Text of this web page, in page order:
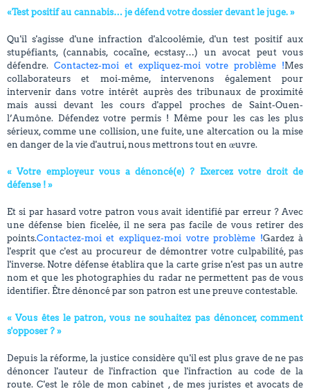
«Test positif au cannabis… je défend votre dossier devant le juge. »
Qu'il s'agisse d'une infraction d'alcoolémie, d'un test positif aux
stupéfiants, (cannabis, cocaïne, ecstasy…) un avocat peut vous
défendre. Contactez-moi et expliquez-moi votre problème !Mes
collaborateurs et moi-même, intervenons également pour
intervenir dans votre intérêt auprès des tribunaux de proximité
mais aussi devant les cours d'appel proches de Saint-Ouen-
l’Aumône. Défendez votre permis ! Même pour les cas les plus
sérieux, comme une collision, une fuite, une altercation ou la mise
en danger de la vie d'autrui, nous mettrons tout en œuvre.
« Votre employeur vous a dénoncé(e) ? Exercez votre droit de
défense ! »
Et si par hasard votre patron vous avait identifié par erreur ? Avec
une défense bien ficelée, il ne sera pas facile de vous retirer des
points.Contactez-moi et expliquez-moi votre problème !Gardez à
l'esprit que c'est au procureur de démontrer votre culpabilité, pas
l'inverse. Notre défense établira que la carte grise n'est pas un autre
nom et que les photographies du radar ne permettent pas de vous
identifier. Être dénoncé par son patron est une preuve contestable.
« Vous êtes le patron, vous ne souhaitez pas dénoncer, comment
s'opposer ? »
Depuis la réforme, la justice considère qu'il est plus grave de ne pas
dénoncer l'auteur de l'infraction que l'infraction au code de la
route. C'est le rôle de mon cabinet , de mes juristes et avocats de